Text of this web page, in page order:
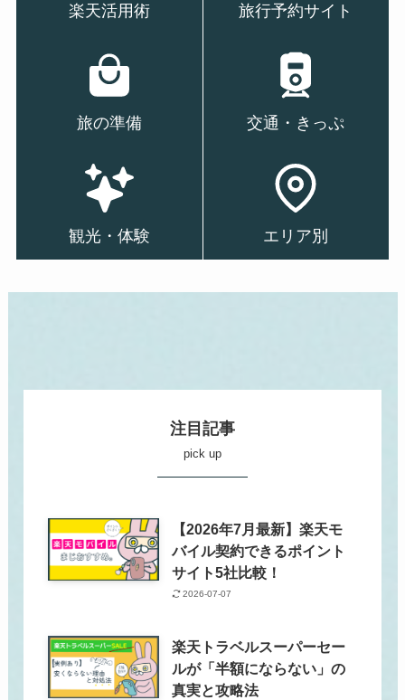
楽天活用術 旅行予約サイト
旅の準備 交通・きっぷ
観光・体験 エリア別
注目記事
pick up
【2026年7月最新】楽天モ
バイル契約できるポイント
サイト5社比較！
2026-07-07
楽天トラベルスーパーセー
ルが「半額にならない」の
真実と攻略法